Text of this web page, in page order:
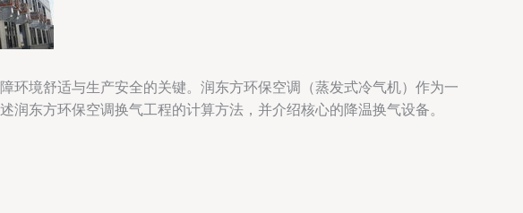
环境舒适与生产安全的关键。润东方环保空调（蒸发式冷气机）作为一
东方环保空调换气工程的计算方法，并介绍核心的降温换气设备。